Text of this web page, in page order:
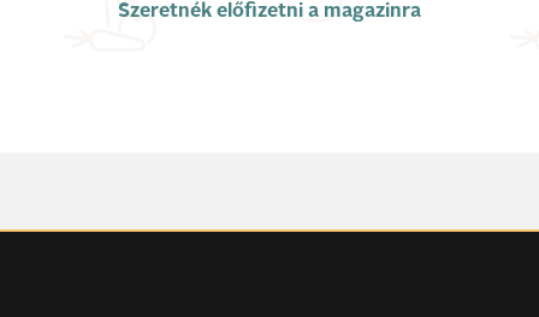
Szeretnék előfizetni a magazinra